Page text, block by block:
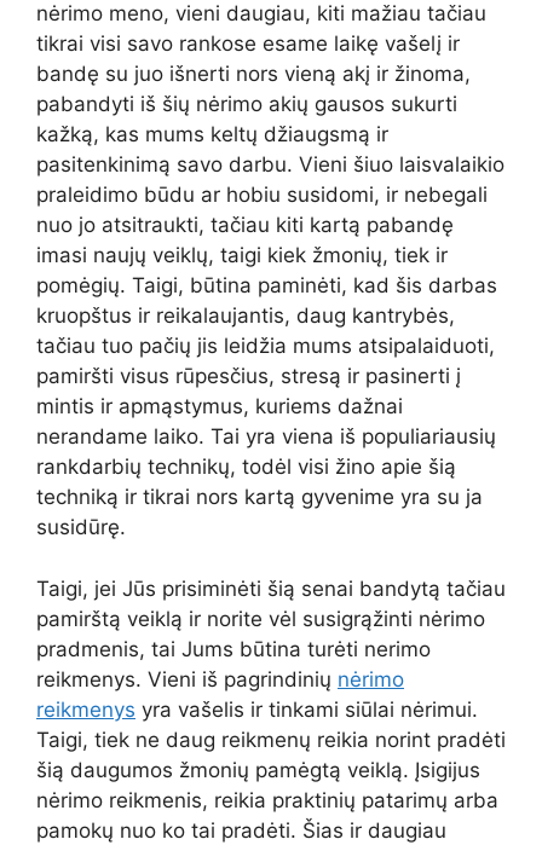
nėrimo meno, vieni daugiau, kiti mažiau tačiau
tikrai visi savo rankose esame laikę vašelį ir
bandę su juo išnerti nors vieną akį ir žinoma,
pabandyti iš šių nėrimo akių gausos sukurti
kažką, kas mums keltų džiaugsmą ir
pasitenkinimą savo darbu. Vieni šiuo laisvalaikio
praleidimo būdu ar hobiu susidomi, ir nebegali
nuo jo atsitraukti, tačiau kiti kartą pabandę
imasi naujų veiklų, taigi kiek žmonių, tiek ir
pomėgių. Taigi, būtina paminėti, kad šis darbas
kruopštus ir reikalaujantis, daug kantrybės,
tačiau tuo pačių jis leidžia mums atsipalaiduoti,
pamiršti visus rūpesčius, stresą ir pasinerti į
mintis ir apmąstymus, kuriems dažnai
nerandame laiko. Tai yra viena iš populiariausių
rankdarbių technikų, todėl visi žino apie šią
techniką ir tikrai nors kartą gyvenime yra su ja
susidūrę.
Taigi, jei Jūs prisiminėti šią senai bandytą tačiau
pamirštą veiklą ir norite vėl susigrąžinti nėrimo
pradmenis, tai Jums būtina turėti nerimo
reikmenys. Vieni iš pagrindinių nėrimo
reikmenys yra vašelis ir tinkami siūlai nėrimui.
Taigi, tiek ne daug reikmenų reikia norint pradėti
šią daugumos žmonių pamėgtą veiklą. Įsigijus
nėrimo reikmenis, reikia praktinių patarimų arba
pamokų nuo ko tai pradėti. Šias ir daugiau